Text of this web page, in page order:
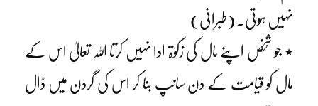
نہیں ہوتی۔ (طبرانی)
٭ جو شخص اپنے مال کی زکوٰۃ ادا نہیں کرتا اللہ تعالیٰ اس کے
مال کو قیامت کے دن سانپ بنا کر اس کی گردن میں ڈال